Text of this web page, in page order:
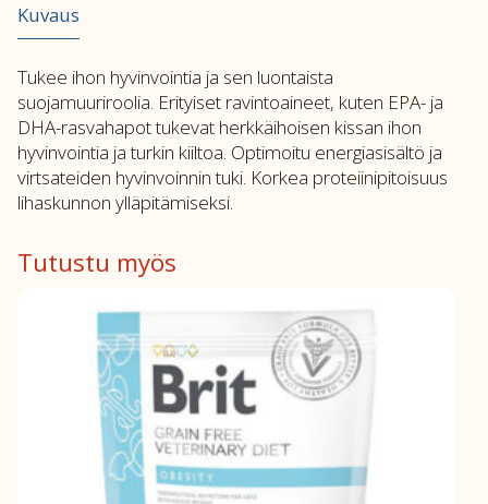
Kuvaus
Tukee ihon hyvinvointia ja sen luontaista
suojamuuriroolia. Erityiset ravintoaineet, kuten EPA- ja
DHA-rasvahapot tukevat herkkäihoisen kissan ihon
hyvinvointia ja turkin kiiltoa. Optimoitu energiasisältö ja
virtsateiden hyvinvoinnin tuki. Korkea proteiinipitoisuus
lihaskunnon ylläpitämiseksi.
Tutustu myös